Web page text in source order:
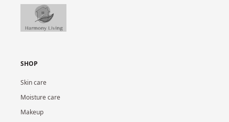
SHOP
Skin care
Moisture care
Makeup